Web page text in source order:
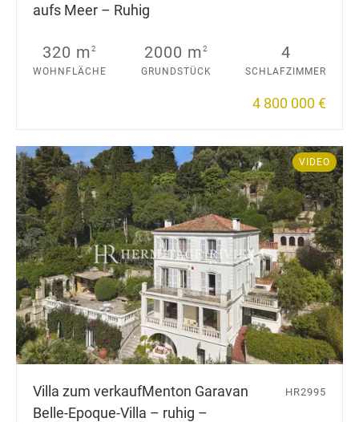
aufs Meer – Ruhig
320 m2
WOHNFLÄCHE
2000 m2
GRUNDSTÜCK
4
SCHLAFZIMMER
4 800 000 €
VIDEO
Villa zum verkaufMenton Garavan
Belle-Epoque-Villa – ruhig –
HR2995